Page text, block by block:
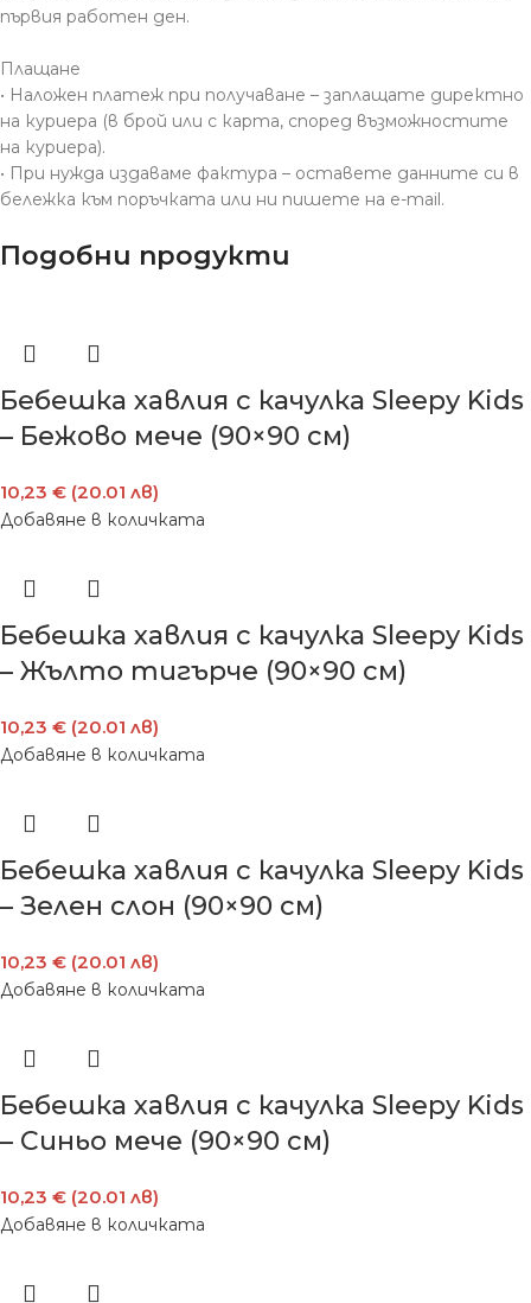
първия работен ден.
Плащане
• Наложен платеж при получаване – заплащате директно
на куриера (в брой или с карта, според възможностите
на куриера).
• При нужда издаваме фактура – оставете данните си в
бележка към поръчката или ни пишете на e-mail.
Подобни продукти
Бебешка хавлия с качулка Sleepy Kids
– Бежово мече (90×90 см)
10,23 € (20.01 лв)
Добавяне в количката
Бебешка хавлия с качулка Sleepy Kids
– Жълто тигърче (90×90 см)
10,23 € (20.01 лв)
Добавяне в количката
Бебешка хавлия с качулка Sleepy Kids
– Зелен слон (90×90 см)
10,23 € (20.01 лв)
Добавяне в количката
Бебешка хавлия с качулка Sleepy Kids
– Синьо мече (90×90 см)
10,23 € (20.01 лв)
Добавяне в количката